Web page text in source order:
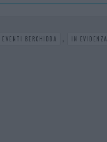
EVENTI BERCHIDDA , IN EVIDENZA